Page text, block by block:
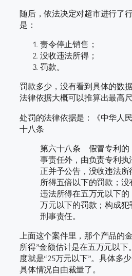
随后，依法决定对超市进行了
是：
责令停止销售；
没收违法所得；
罚款。
罚款多少，没有看到具体的数
法律依据大概可以推算出最高尺
处罚的法律依据是：《中华人
十八条
第六十八条 假冒专利的
事责任外，由负责专利
正并予公告，没收违法
所得五倍以下的罚款；
违法所得在五万元以下
万元以下的罚款；构成
刑事责任。
上面这个案件里，那个产品的
所得”金额估计是在五万元以下
度就是“25万元以下”。具体多
具体情况自由裁量了。